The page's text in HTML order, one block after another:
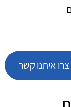
איתנו קשר